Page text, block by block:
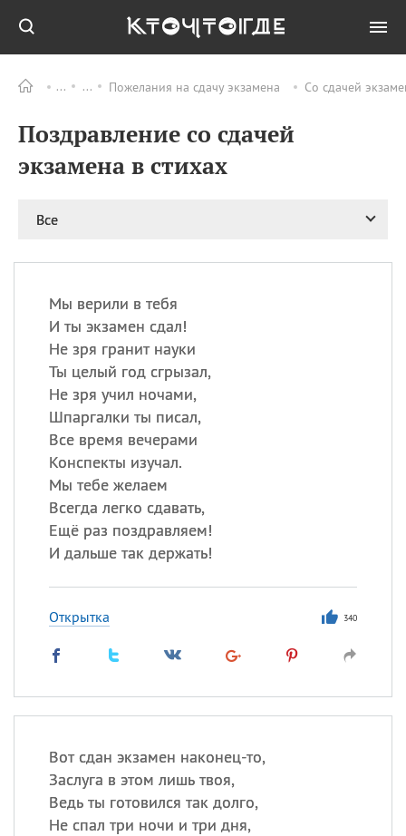
Пожелания на сдачу экзамена Со сдачей
Поздравление со сдачей
экзамена в стихах
Все
Мы верили в тебя
И ты экзамен сдал!
Не зря гранит науки
Ты целый год сгрызал,
Не зря учил ночами,
Шпаргалки ты писал,
Все время вечерами
Конспекты изучал.
Мы тебе желаем
Всегда легко сдавать,
Ещё раз поздравляем!
И дальше так держать!
Открытка 340
Вот сдан экзамен наконец-то,
Заслуга в этом лишь твоя,
Ведь ты готовился так долго,
Не спал три ночи и три дня,
ПРАЗДНИКИ Все
11.08 Рождество святителя
Николая Чудотворца
11.08
праздник
ИМЕНА
Сегодня празднуют именины
Антонина,Еще
происхождение